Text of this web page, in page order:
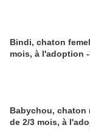
Bindi, chaton
mois, à l'adoption
Babychou, chaton
de 2/3 mois, à